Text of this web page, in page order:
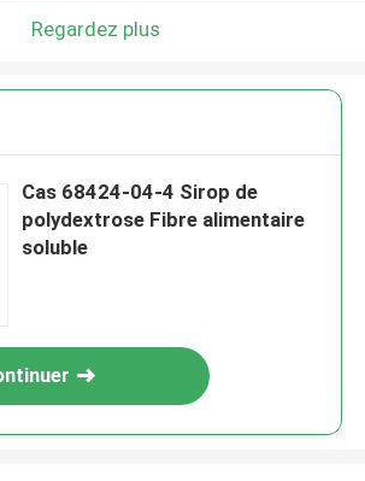
Regardez plus
Cas 68424-04-4 Sirop de
polydextrose Fibre alimentaire
soluble